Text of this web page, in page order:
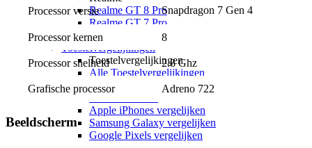
Realme GT 8 Pro
Realme GT 7 Pro
Keuzehulp
Toestelvergelijkingen
Toestelvergelijkingen
Alle Toestelvergelijkingen
Apple vs Samsung
Apple iPhones vergelijken
Samsung Galaxy vergelijken
Google Pixels vergelijken
Processor versie Snapdragon 7 Gen 4
Processor kernen 8
Processor snelheid 2.8 Ghz
Grafische processor Adreno 722
Beeldscherm